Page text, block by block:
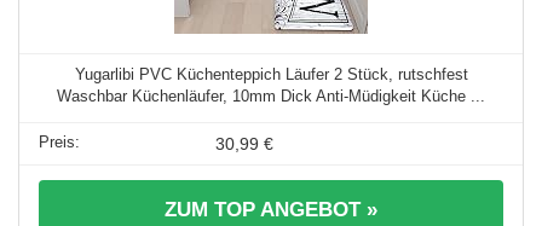
Yugarlibi PVC Küchenteppich Läufer 2 Stück, rutschfest
Waschbar Küchenläufer, 10mm Dick Anti-Müdigkeit Küche ...
30,99 €
ZUM TOP ANGEBOT »